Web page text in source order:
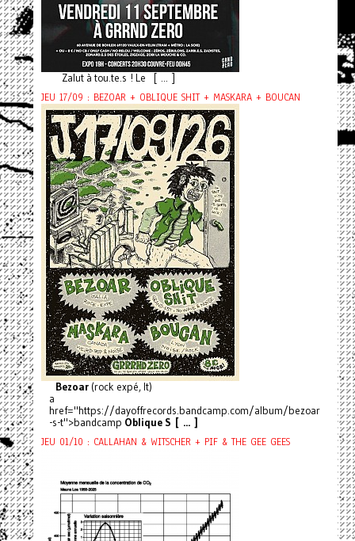
Zalut à tou.te.s ! Le [ ... ]
JEU 17/09 : BEZOAR + OBLIQUE SHIT + MASKARA + BOUCAN
Bezoar(rock expé, It)
a
href="https://dayoffrecords.bandcamp.com/album/bezoar
-s-t">bandcamp Oblique S [ ... ]
JEU 01/10 : CALLAHAN & WITSCHER + PIF & THE GEE GEES